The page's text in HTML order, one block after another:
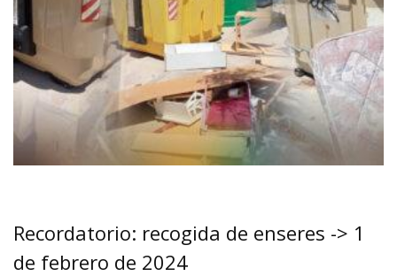
Recordatorio: recogida de enseres -> 1
de febrero de 2024